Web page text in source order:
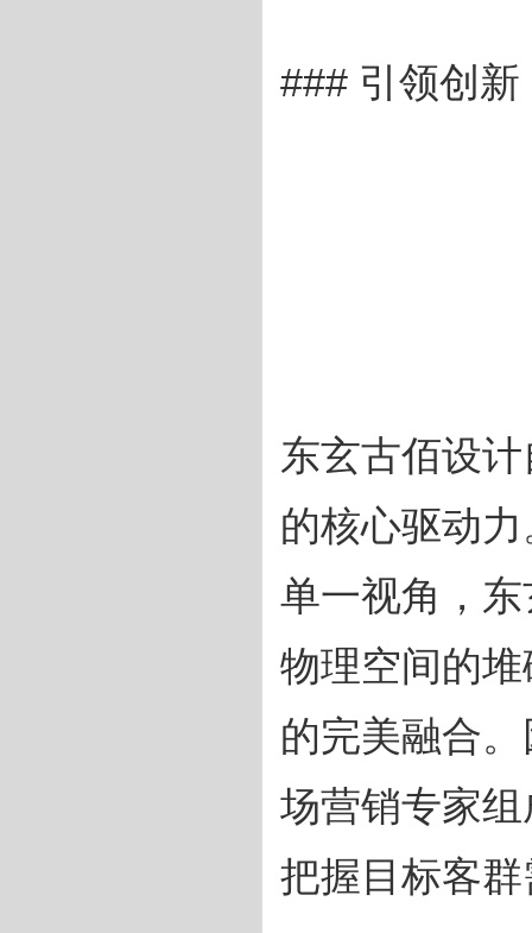
### 引领创
东玄古佰设
的核心驱动
单一视角，
物理空间的
的完美融合
场营销专家
把握目标客